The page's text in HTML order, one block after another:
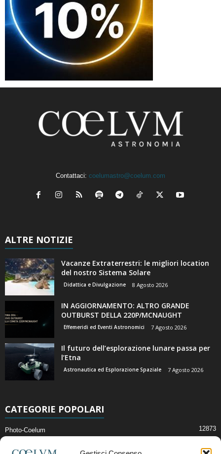
Contattaci: coelumastro@coelum.com
ALTRE NOTIZIE
Vacanze Extraterrestri: le migliori location
del nostro Sistema Solare
Didattica e Divulgazione 8 Agosto 2026
IN AGGIORNAMENTO: ALTRO GRANDE
OUTBURST DELLA 220P/MCNAUGHT
Effemeridi ed Eventi Astronomici 7 Agosto 2026
Il futuro dell’esplorazione lunare passa per
l’Etna
Astronautica ed Esplorazione Spaziale 7 Agosto 2026
CATEGORIE POPOLARI
Photo-Coelum 12873